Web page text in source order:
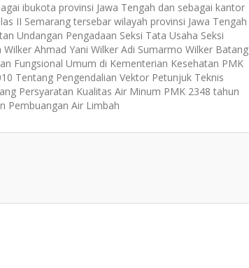
ibukota provinsi Jawa Tengah dan sebagai kantor
II Semarang tersebar wilayah provinsi Jawa Tengah
Undangan Pengadaan Seksi Tata Usaha Seksi
Wilker Ahmad Yani Wilker Adi Sumarmo Wilker Batang
Fungsional Umum di Kementerian Kesehatan PMK
Tentang Pengendalian Vektor Petunjuk Teknis
Persyaratan Kualitas Air Minum PMK 2348 tahun
Pembuangan Air Limbah